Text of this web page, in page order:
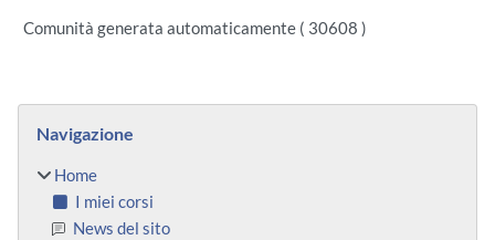
Comunità generata automaticamente ( 30608 )
Blocchi
Navigazione
Home
I miei corsi
News del sito